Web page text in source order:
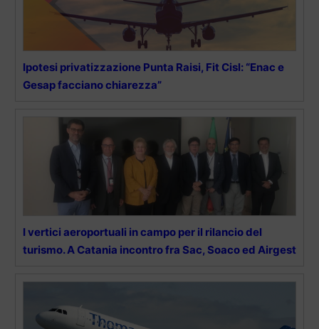
Ipotesi privatizzazione Punta Raisi, Fit Cisl: “Enac e
Gesap facciano chiarezza”
I vertici aeroportuali in campo per il rilancio del
turismo. A Catania incontro fra Sac, Soaco ed Airgest